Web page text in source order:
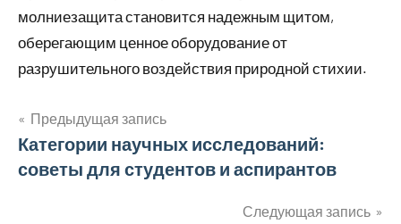
молниезащита становится надежным щитом,
оберегающим ценное оборудование от
разрушительного воздействия природной стихии.
Навигация
по
Предыдущая запись
Категории научных исследований:
советы для студентов и аспирантов
Следующая запись